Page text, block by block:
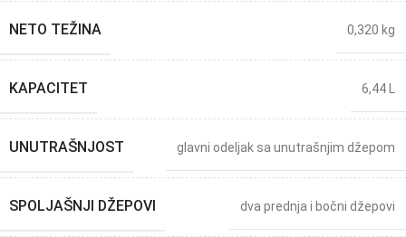
NETO TEŽINA 0,320 kg
KAPACITET 6,44 L
UNUTRAŠNJOST glavni odeljak sa unutrašnjim džepom
SPOLJAŠNJI DŽEPOVI dva prednja i bočni džepovi